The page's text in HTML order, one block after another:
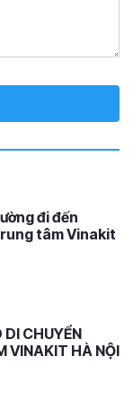
đi đến
tâm Vinakit
CHUYỂN
VINAKIT HÀ NỘI